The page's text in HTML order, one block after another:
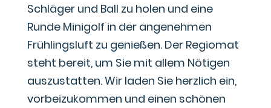
Schläger und Ball zu holen und eine
Runde Minigolf in der angenehmen
Frühlingsluft zu genießen. Der Regiomat
steht bereit, um Sie mit allem Nötigen
auszustatten. Wir laden Sie herzlich ein,
vorbeizukommen und einen schönen